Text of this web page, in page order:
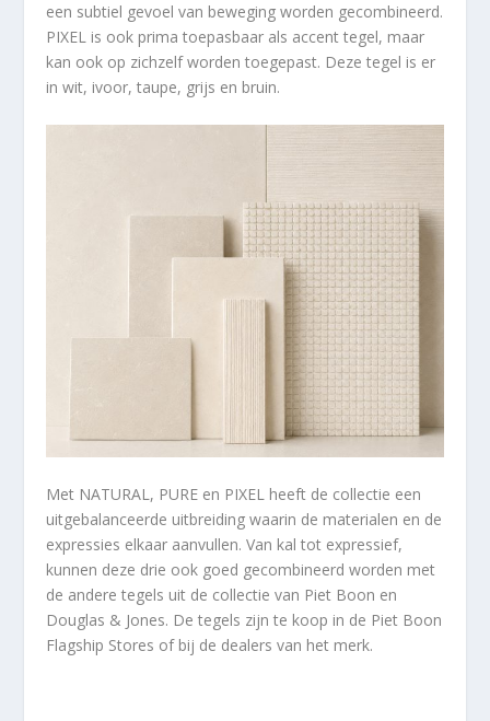
een subtiel gevoel van beweging worden gecombineerd.
PIXEL is ook prima toepasbaar als accent tegel, maar
kan ook op zichzelf worden toegepast. Deze tegel is er
in wit, ivoor, taupe, grijs en bruin.
Met NATURAL, PURE en PIXEL heeft de collectie een
uitgebalanceerde uitbreiding waarin de materialen en de
expressies elkaar aanvullen. Van kal tot expressief,
kunnen deze drie ook goed gecombineerd worden met
de andere tegels uit de collectie van Piet Boon en
Douglas & Jones. De tegels zijn te koop in de Piet Boon
Flagship Stores of bij de dealers van het merk.